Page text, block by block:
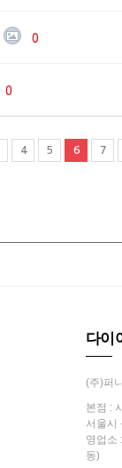
0
0
4 5 6 7
다이
(주)퍼
본점 :
서울시
영업소
동)